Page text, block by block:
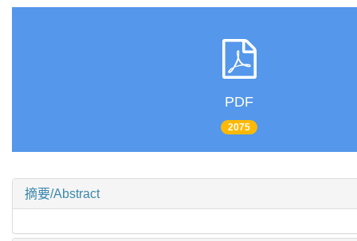
PDF
2075
摘要/Abstract